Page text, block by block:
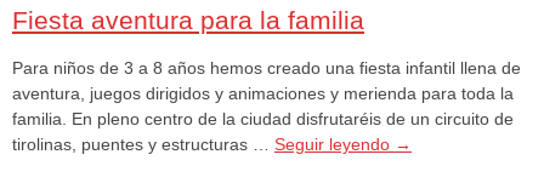
Fiesta aventura para la familia
Para niños de 3 a 8 años hemos creado una fiesta infantil llena de
aventura, juegos dirigidos y animaciones y merienda para toda la
familia. En pleno centro de la ciudad disfrutaréis de un circuito de
tirolinas, puentes y estructuras … Seguir leyendo →